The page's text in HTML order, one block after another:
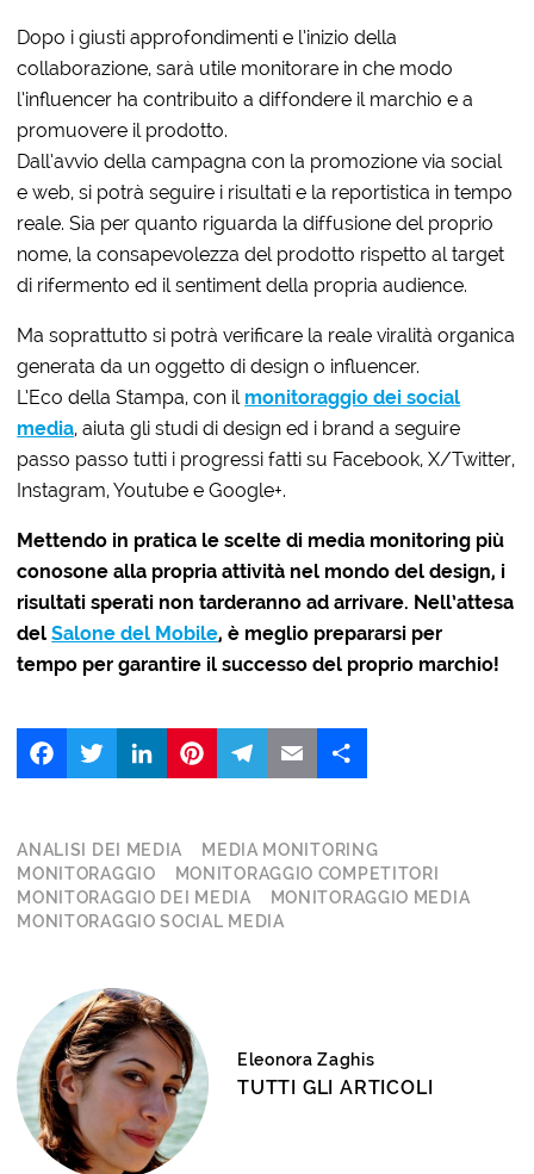
Dopo i giusti approfondimenti e l’inizio della
collaborazione, sarà utile monitorare in che modo
l’influencer ha contribuito a diffondere il marchio e a
promuovere il prodotto.
Dall’avvio della campagna con la promozione via social
e web, si potrà seguire i risultati e la reportistica in tempo
reale. Sia per quanto riguarda la diffusione del proprio
nome, la consapevolezza del prodotto rispetto al target
di rifermento ed il sentiment della propria audience.
Ma soprattutto si potrà verificare la reale viralità organica
generata da un oggetto di design o influencer.
L’Eco della Stampa, con il monitoraggio dei social
media, aiuta gli studi di design ed i brand a seguire
passo passo tutti i progressi fatti su Facebook, X/Twitter,
Instagram, Youtube e Google+.
Mettendo in pratica le scelte di media monitoring più
conosone alla propria attività nel mondo del design, i
risultati sperati non tarderanno ad arrivare. Nell’attesa
delSalone del Mobile, è meglio prepararsi per
tempo per garantire il successo del proprio marchio!
LinkedIn
ANALISI DEI MEDIA
MEDIA MONITORING
MONITORAGGIO
MONITORAGGIO COMPETITORI
MONITORAGGIO DEI MEDIA
MONITORAGGIO MEDIA
MONITORAGGIO SOCIAL MEDIA
Eleonora Zaghis
TUTTI GLI ARTICOLI